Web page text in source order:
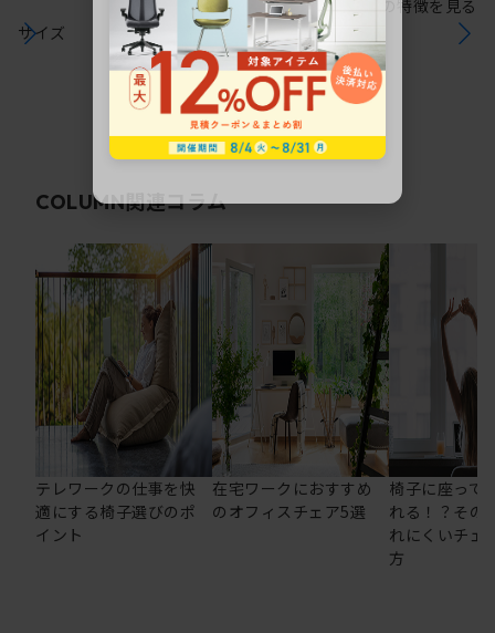
サイズ
シリーズの特徴を見る
COLUMN関連コラム
テレワークの仕事を快
適にする椅子選びのポ
イント
在宅ワークにおすすめ
のオフィスチェア5選
椅子に座って
れる！？その
れにくいチェ
方